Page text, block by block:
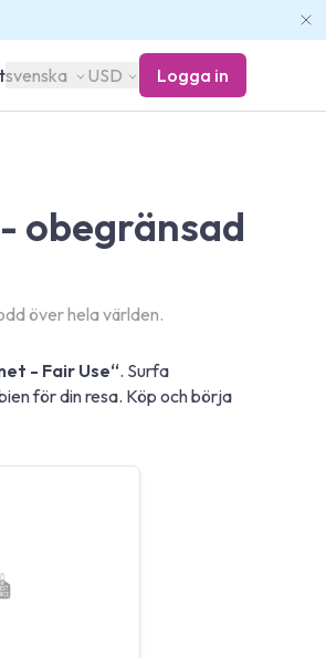
svenska USD Logga in
obegränsad
över hela världen.
- Fair Use“. Surfa
för din resa. Köp och börja